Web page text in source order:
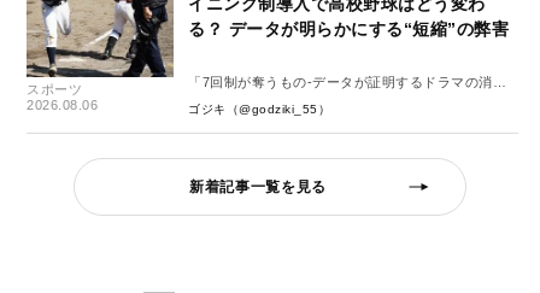
スポーツ
2026.08.06
る？ データが明らかにする“短縮”の弊害
「7回制が奪うもの-データが証明するドラマの消
失-」
ゴジキ（@godziki_55）
新着記事一覧を見る